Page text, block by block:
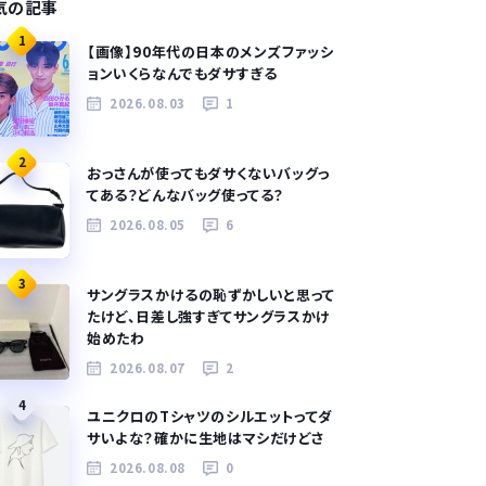
の記事
1
【画像】90年代の日本のメンズファッシ
ョンいくらなんでもダサすぎる
2026.08.03 1
2
おっさんが使ってもダサくないバッグっ
てある？どんなバッグ使ってる？
2026.08.05 6
3
サングラスかけるの恥ずかしいと思って
たけど、日差し強すぎてサングラスかけ
始めたわ
2026.08.07 2
4
ユニクロのTシャツのシルエットってダ
サいよな？確かに生地はマシだけどさ
2026.08.08 0